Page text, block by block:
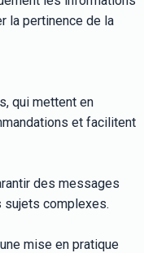
la pertinence de la
qui mettent en
et facilitent
des messages
complexes.
mise en pratique